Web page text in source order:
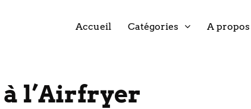
Accueil Catégories A propos
l’Airfryer